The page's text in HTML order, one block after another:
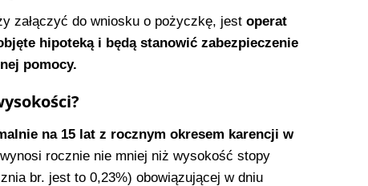
załączyć do wniosku o pożyczkę, jest operat
hipoteką i będą stanowić zabezpieczenie
pomocy.
na 15 lat z rocznym okresem karencji w
rocznie nie mniej niż wysokość stopy
br. jest to 0,23%) obowiązującej w dniu